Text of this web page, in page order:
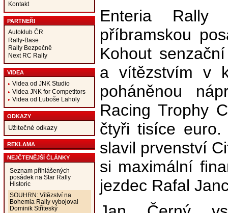
Kontakt
PARTNEŘI
Autoklub ČR
Rally-Base
Rally Bezpečně
Next RC Rally
VIDEA
Videa od JNK Studio
Videa JNK for Competitors
Videa od Luboše Laholy
ODKAZY
Užitečné odkazy
REKLAMA
NEJČTENĚJŠÍ ČLÁNKY
Seznam přihlášených
posádek na Star Rally
Historic
SOUHRN: Vítězství na
Bohemia Rally vybojoval
Dominik Stříteský
Enteria Rally
příbramskou
Kohout
a vítězstvím v
poháněnou
Racing Trophy
čtyři tisíce
slavil prvenství
si maximální
jezdec Rafal